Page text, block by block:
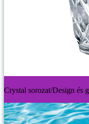
Crystal sorozat/Design és